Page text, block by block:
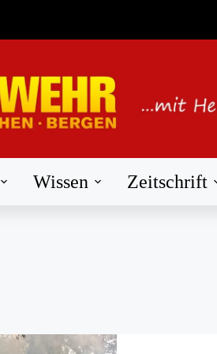
Wissen Zeitschrift